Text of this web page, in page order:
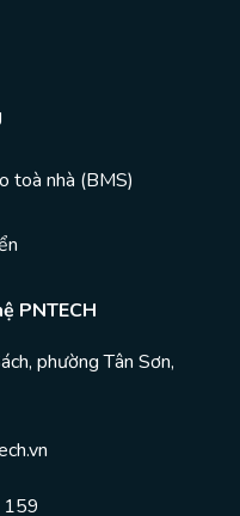
toà nhà (BMS)
PNTECH
phường Tân Sơn,